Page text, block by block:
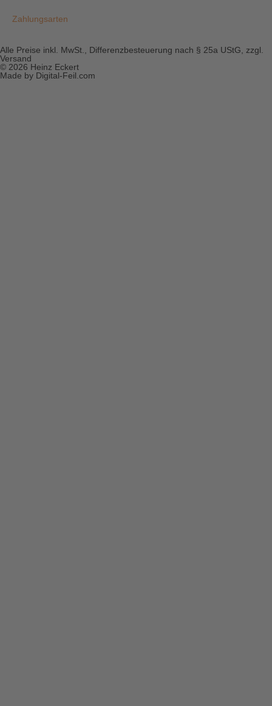
Zahlungsarten
Alle Preise inkl. MwSt., Differenzbesteuerung nach § 25a UStG, zzgl.
Versand
© 2026 Heinz Eckert
Made by Digital-Feil.com